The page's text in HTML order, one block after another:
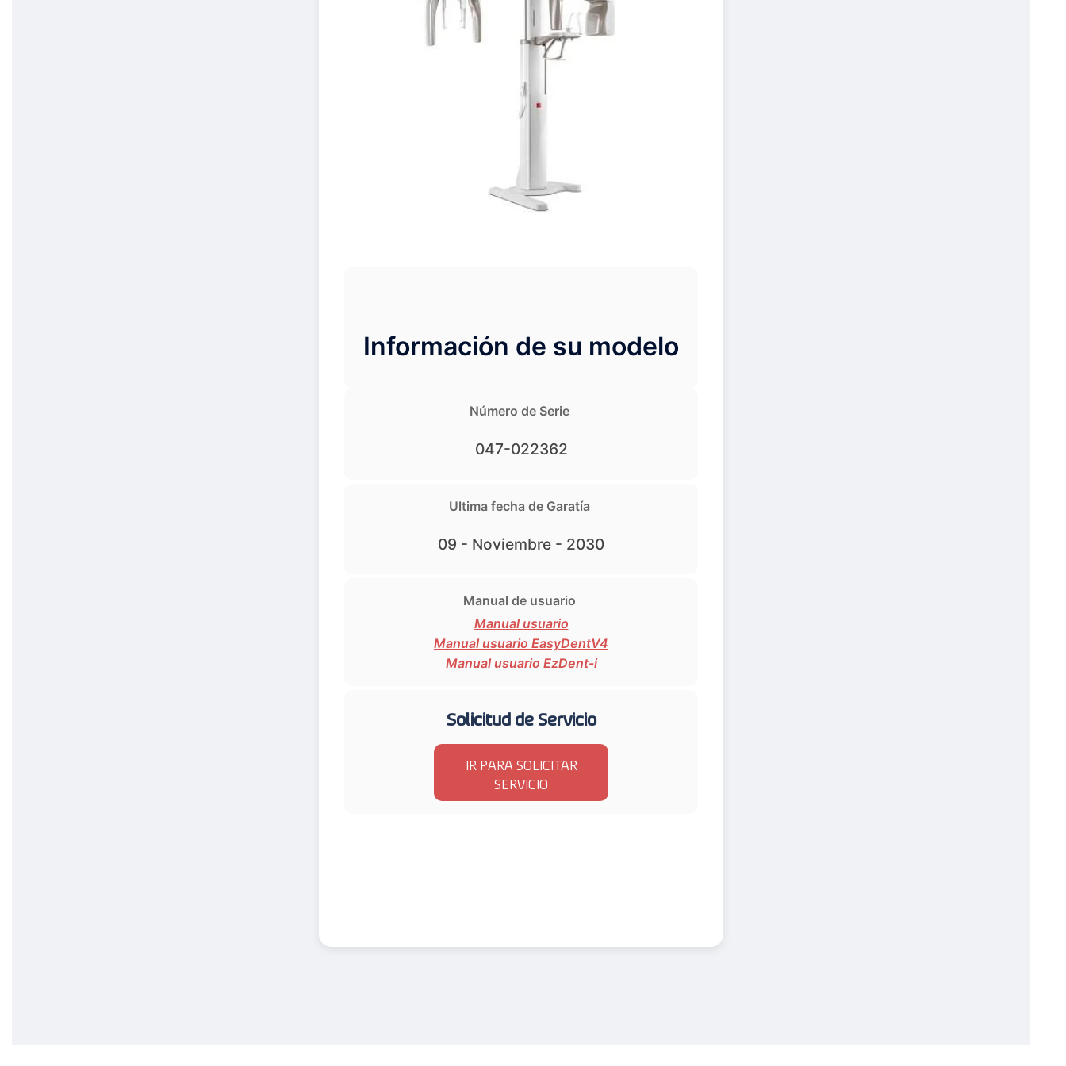
Información de su modelo
Número de Serie
047-022362
Ultima fecha de Garatía
09 - Noviembre - 2030
Manual de usuario
Manual usuario
Manual usuario EasyDentV4
Manual usuario EzDent-i
Solicitud de Servicio
IR PARA SOLICITAR
SERVICIO